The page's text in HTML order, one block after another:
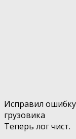
Исправил
грузовика
Теперь лог чист.